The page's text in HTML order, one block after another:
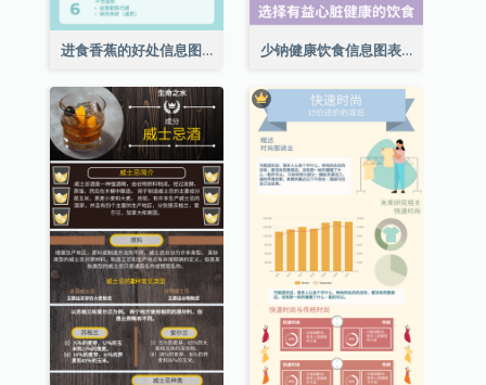
进食香蕉的好处信息图表 少钠健康饮食信息图表